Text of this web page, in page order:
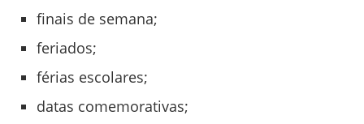
finais de semana;
feriados;
férias escolares;
datas comemorativas;